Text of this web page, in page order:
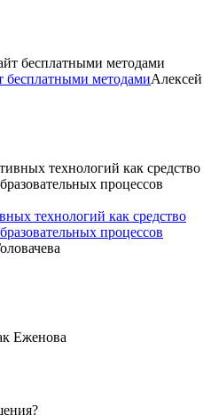
бесплатными методамиАлексей
технологий как средство
процессов
Еженова